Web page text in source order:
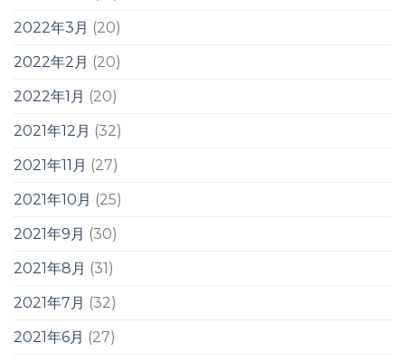
2022年3月 (20)
2022年2月 (20)
2022年1月 (20)
2021年12月 (32)
2021年11月 (27)
2021年10月 (25)
2021年9月 (30)
2021年8月 (31)
2021年7月 (32)
2021年6月 (27)